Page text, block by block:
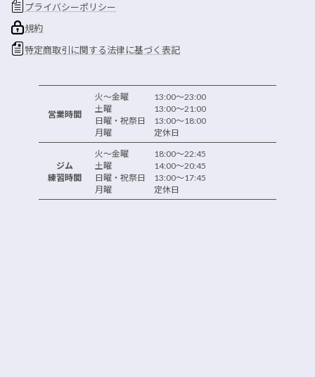
プライバシーポリシー
規約
特定商取引に関する法律に基づく表記
営業時間
火～金曜 13:00～23:00
土曜 13:00～21:00
日曜・祝祭日 13:00～18:00
月曜 定休日
ジム
練習時間
火～金曜 18:00～22:45
土曜 14:00～20:45
日曜・祝祭日 13:00～17:45
月曜 定休日